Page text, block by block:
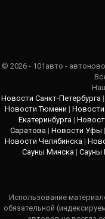
© 2026 - 101авто -
Новости Санкт-Петербурга |
Новости Тюмени |
Екатеринбурга |
Саратова | Новости Уфы |
Новости Челябинска |
Сауны Минска | Сауны
Использование
обязательной